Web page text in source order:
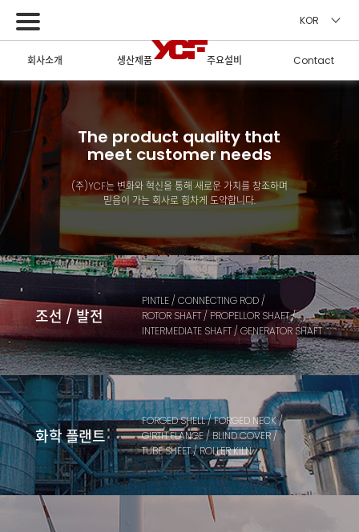
회사소개 생산제품 주요설비 Contact
KOR
The product quality that
meet customer needs
(주)YCF는 변화와 혁신을 통해 새로운 가치를 창조하며
믿음이 가는 회사로 힘차게 도약합니다.
조선 / 발전
PINTLE / CONNECTING ROD /
ROTOR SHAFT / PROPELLOR SHAFT /
INTERMEDIATE SHAFT / GENERATOR SHAFT
화학 플랜트
FORGED SHELL / FORGED NECK /
GIRTH FLANGE / BLIND COVER /
TUBE SHEET / ROLLER KILN